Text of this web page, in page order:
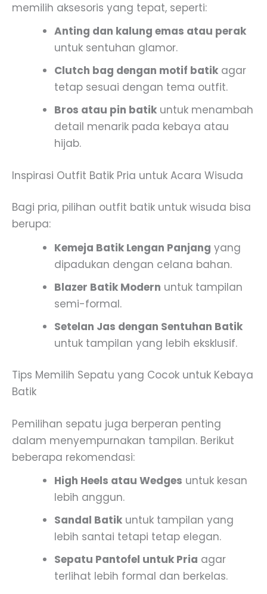
memilih aksesoris yang tepat, seperti:
Anting dan kalung emas atau perak
untuk sentuhan glamor.
Clutch bag dengan motif batik agar
tetap sesuai dengan tema outfit.
Bros atau pin batik untuk menambah
detail menarik pada kebaya atau
hijab.
Inspirasi Outfit Batik Pria untuk Acara Wisuda
Bagi pria, pilihan outfit batik untuk wisuda bisa
berupa:
Kemeja Batik Lengan Panjang yang
dipadukan dengan celana bahan.
Blazer Batik Modern untuk tampilan
semi-formal.
Setelan Jas dengan Sentuhan Batik
untuk tampilan yang lebih eksklusif.
Tips Memilih Sepatu yang Cocok untuk Kebaya
Batik
Pemilihan sepatu juga berperan penting
dalam menyempurnakan tampilan. Berikut
beberapa rekomendasi:
High Heels atau Wedges untuk kesan
lebih anggun.
Sandal Batik untuk tampilan yang
lebih santai tetapi tetap elegan.
Sepatu Pantofel untuk Pria agar
terlihat lebih formal dan berkelas.